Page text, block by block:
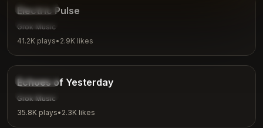
Electronic
Electric Pulse
Grok Music
41.2K plays• 2.9K likes
Nostalgic
Reflection
Echoes of Yesterday
Grok Music
35.8K plays• 2.3K likes